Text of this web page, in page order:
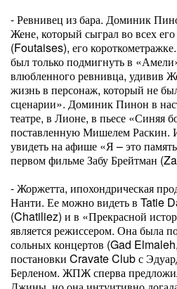
- Ревнивец из бара. Доминик
Жене, который сыграл во всех
(Foutaises), его
был только подмигнуть в
влюбленного ревнивца, удивив
жизнь в персонаж, который не
сценарии». Доминик Пинон в
театре, в Лионе, в пьесе «Синяя
поставленную Мишелем Раскин.
увидеть на афише «Я – это
первом фильме Забу Брейтман
- Жоржетта, ипохондрическая
Нанти. Ее можно видеть в Tatie
(Chatiliez) и в «Прекрасной
является режиссером. Она была
сольных концертов (Gad
постановки Cravate Club с
Берленом. ЖПЖ сперва